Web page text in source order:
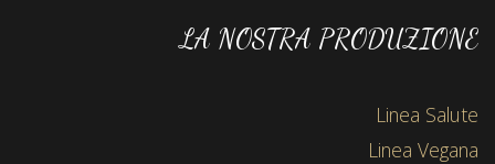
LA NOSTRA PRODUZIONE
Linea Salute
Linea Vegana